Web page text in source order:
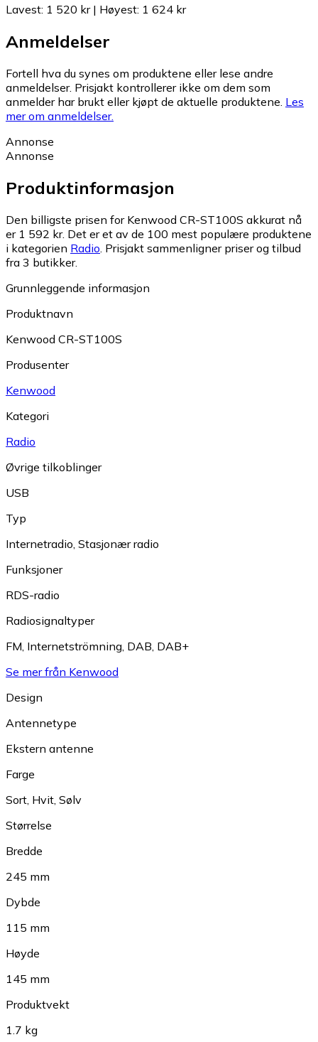
Lavest: 1 520 kr| Høyest: 1 624 kr
Anmeldelser
Fortell hva du synes om produktene eller lese andre
anmeldelser. Prisjakt kontrollerer ikke om dem som
anmelder har brukt eller kjøpt de aktuelle produktene. Les
mer om anmeldelser.
Annonse
Annonse
Produktinformasjon
Den billigste prisen for Kenwood CR-ST100S akkurat nå
er 1 592 kr. Det er et av de 100 mest populære produktene
i kategorien Radio. Prisjakt sammenligner priser og tilbud
fra 3 butikker.
Grunnleggende informasjon
Produktnavn
Kenwood CR-ST100S
Produsenter
Kenwood
Kategori
Radio
Øvrige tilkoblinger
USB
Typ
Internetradio, Stasjonær radio
Funksjoner
RDS-radio
Radiosignaltyper
FM, Internetströmning, DAB, DAB+
Se mer från Kenwood
Design
Antennetype
Ekstern antenne
Farge
Sort, Hvit, Sølv
Størrelse
Bredde
245 mm
Dybde
115 mm
Høyde
145 mm
Produktvekt
1.7 kg